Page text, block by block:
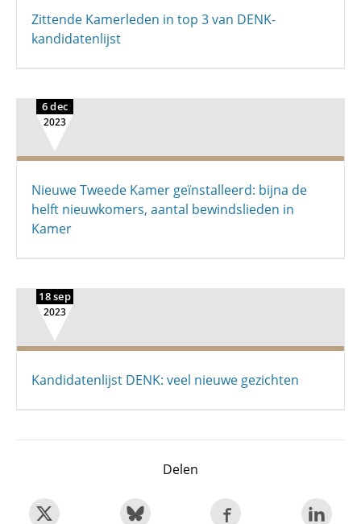
Zittende Kamerleden in top 3 van DENK-
kandidatenlijst
6 dec
2023
Nieuwe Tweede Kamer geïnstalleerd: bijna de
helft nieuwkomers, aantal bewindslieden in
Kamer
18 sep
2023
Kandidatenlijst DENK: veel nieuwe gezichten
Delen